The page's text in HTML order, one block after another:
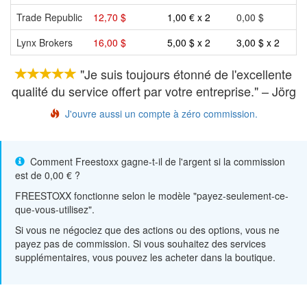
Trade Republic
12,70 $ 1,00 € x 2
0,00 $
Lynx Brokers
16,00 $ 5,00 $ x 2 3,00 $ x 2
"Je suis toujours étonné de l'excellente
qualité du service offert par votre entreprise." – Jörg
J'ouvre aussi un compte à zéro commission.
Comment Freestoxx gagne-t-il de l'argent si la commission
est de 0,00 € ?
FREESTOXX fonctionne selon le modèle "payez-seulement-ce-
que-vous-utilisez".
Si vous ne négociez que des actions ou des options, vous ne
payez pas de commission. Si vous souhaitez des services
supplémentaires, vous pouvez les acheter dans la boutique.